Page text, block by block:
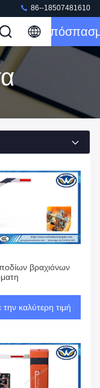
86--18507481610
βραχιόνων
την καλύτερη τιμή